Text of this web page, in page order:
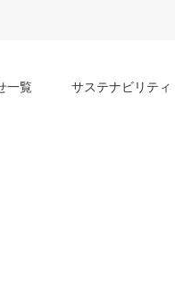
一覧 サステナビリティ